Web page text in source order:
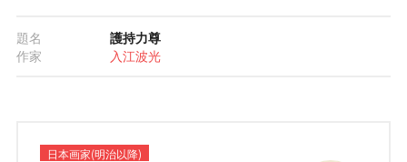
題名
護持力尊
作家
入江波光
日本画家(明治以降)